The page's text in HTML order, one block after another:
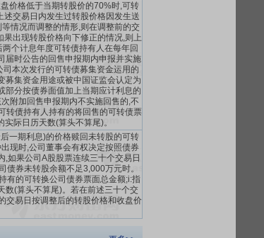
价格低于当期转股价的70%时,可转
交易日内发生过转股价格因发生送
情况而调整的情形,则在调整前的交
出现转股价格向下修正的情况,则上
个计息年度可转债持有人在每年回
届时公告的回售申报期内申报并实施
本次发行的可转债募集资金运用的
募集资金用途或被中国证监会认定为
部分按债券面值加上当期应计利息的
附加回售申报期内不实施回售的,不
转债持有人持有的将回售的可转债票
际日历天数(算头不算尾)。
一期利息)的价格赎回未转股的可转
现时,公司董事会有权决定按照债券
如果公司A股股票连续三十个交易日
券未转股余额不足3,000万元时。
有的可转换公司债券票面总金额;i:指
数(算头不算尾)。若在前述三十个交
交易日按调整后的转股价格和收盘价